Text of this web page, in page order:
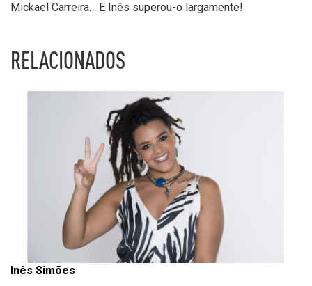
Mickael Carreira… E Inês superou-o largamente!
RELACIONADOS
Inês Simões